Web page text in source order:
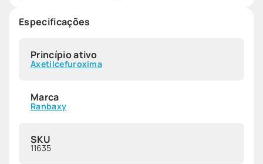
Especificações
Princípio ativo
Axetilcefuroxima
Marca
Ranbaxy
SKU
11635